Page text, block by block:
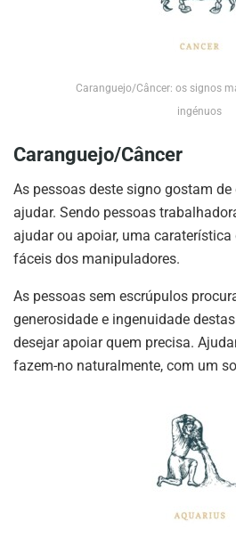
Caranguejo/Câncer: os signos
ingénuos
Caranguejo/Câncer
As pessoas deste signo gostam de
ajudar. Sendo pessoas
ajudar ou apoiar, uma
fáceis dos manipuladores.
As pessoas sem escrúpulos
generosidade e ingenuidade
desejar apoiar quem precisa.
fazem-no naturalmente, com um